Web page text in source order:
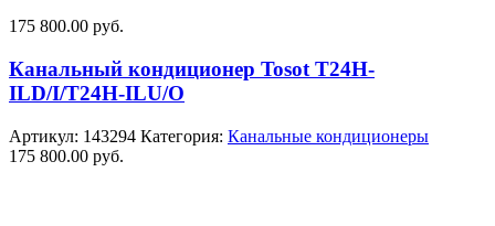
175 800.00 руб.
Канальный кондиционер Tosot T24H-
ILD/I/T24H-ILU/O
Артикул: 143294 Категория: Канальные кондиционеры
175 800.00 руб.